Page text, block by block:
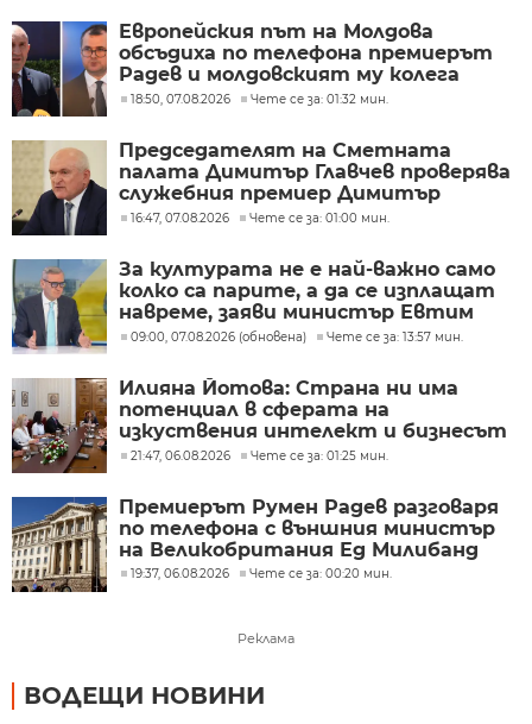
Европейския път на Молдова
обсъдиха по телефона премиерът
Радев и молдовският му колега
Тофан
18:50, 07.08.2026 Чете се за: 01:32 мин.
Председателят на Сметната
палата Димитър Главчев проверява
служебния премиер Димитър
Главчев?
16:47, 07.08.2026 Чете се за: 01:00 мин.
За културата не е най-важно само
колко са парите, а да се изплащат
навреме, заяви министър Евтим
Милошев
09:00, 07.08.2026 (обновена) Чете се за: 13:57 мин.
Илияна Йотова: Страна ни има
потенциал в сферата на
изкуствения интелект и бизнесът
забелязва тези перспективи
21:47, 06.08.2026 Чете се за: 01:25 мин.
Премиерът Румен Радев разговаря
по телефона с външния министър
на Великобритания Ед Милибанд
19:37, 06.08.2026 Чете се за: 00:20 мин.
Реклама
ВОДЕЩИ НОВИНИ